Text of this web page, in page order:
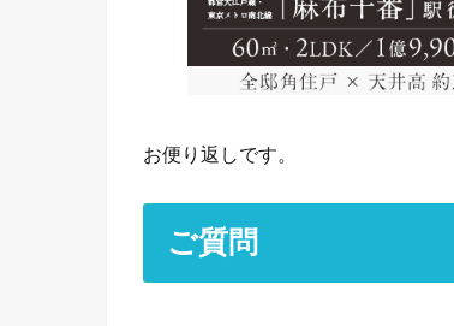
お便り返しです。
ご質問